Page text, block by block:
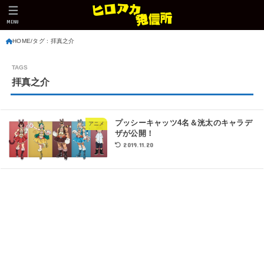
MENU
HOME タグ : 拝真之介
拝真之介
アニメ
プッシーキャッツ4名＆洸太のキャラデ
ザが公開！
2019.11.20